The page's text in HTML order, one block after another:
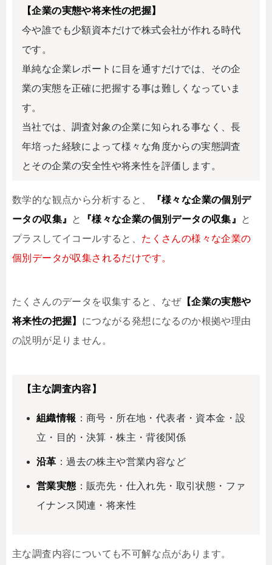
【企業の実態や将来性の把握】
今や誰でも少額資本だけで株式会社が作れる時代
です。
単純な企業レポートに目を通すだけでは、その企
業の実態を正確に把握する事は難しくなっていま
す。
当社では、調査対象の企業に知られる事なく、長
年培った経験によって様々な角度からの実態調査
とその企業の安全性や将来性を評価します。
数学的な観点から分析すると、
『様々な企業の個別デ
ータの収集』 と 『様々な企業の個別データの収集』
と
プラスしてイコールすると、 たくさんの様々な企業の
個別データが収集されるだけです。
たくさんのデータを収集すると、なぜ【企業の実態や
将来性の把握】 につながる発想になるのか根拠や理由
の説明が足りません。
【主な調査内容】
組織情報 ：商号・所在地・代表者・資本金・設
立・目的・決算・株主・背後関係
沿革 ：過去の株主や営業内容など
営業実態 ：販売先・仕入れ先・取引状態・ファ
イナンス関連・将来性
主な調査内容についても不可解な点があります。